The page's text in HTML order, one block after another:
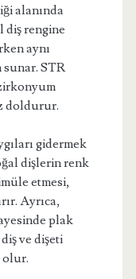
alanında
diş rengine
aynı
STR
doldurur.
gidermek
dişlerin renk
etmesi,
Ayrıca,
plak
ve dişeti
olur.